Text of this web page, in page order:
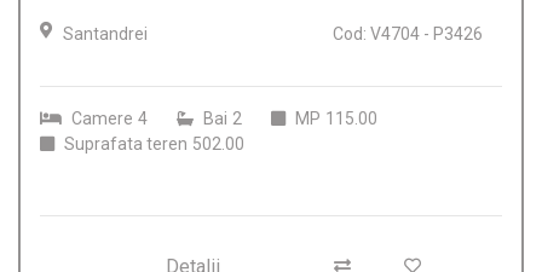
Santandrei Cod: V4704 - P3426
Camere 4 Bai 2 MP 115.00
Suprafata teren 502.00
Detalii